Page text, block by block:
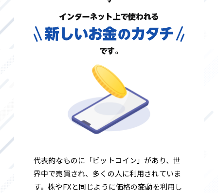
代表的なものに「ビットコイン」があり、世
界中で売買され、多くの人に利用されていま
す。株やFXと同じように価格の変動を利用し